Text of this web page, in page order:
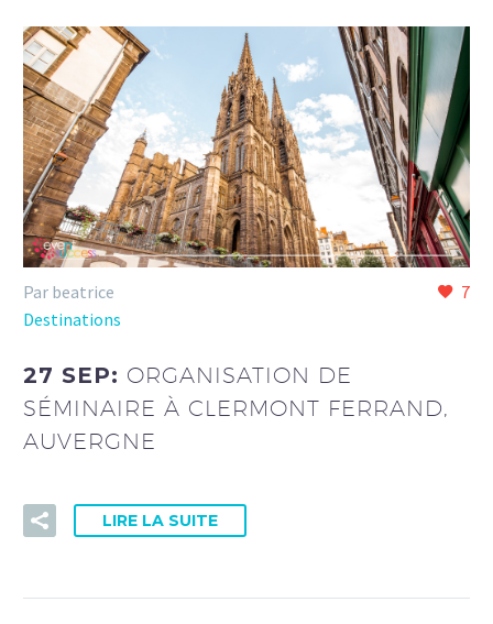
7
Par beatrice
Destinations
27 SEP: ORGANISATION DE
SÉMINAIRE À CLERMONT FERRAND,
AUVERGNE
LIRE LA SUITE